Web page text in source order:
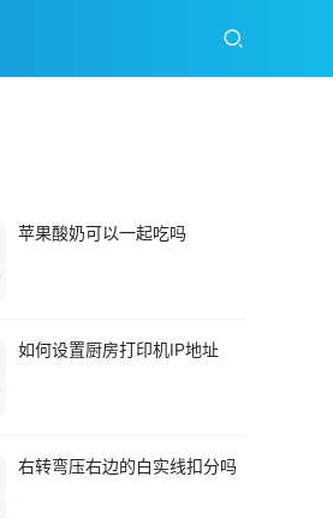
苹果酸奶可以一起吃吗
如何设置厨房打印机IP地址
右转弯压右边的白实线扣分吗